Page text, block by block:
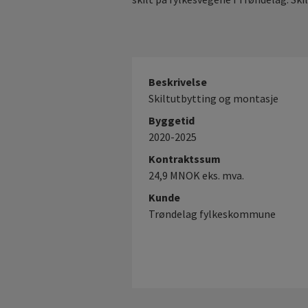
Beskrivelse
Skiltutbytting og montasje
Byggetid
2020-2025
Kontraktssum
24,9 MNOK eks. mva.
Kunde
Trøndelag fylkeskommune